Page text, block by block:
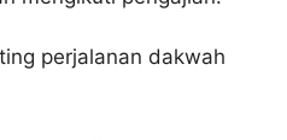
perjalanan dakwah